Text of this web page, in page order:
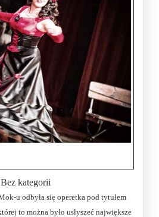
Bez kategorii
to można było usłyszeć największe